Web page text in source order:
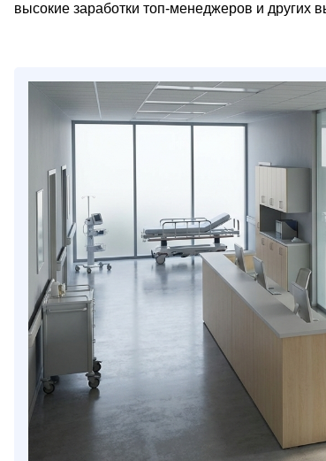
высокие заработки топ-менеджеров и других